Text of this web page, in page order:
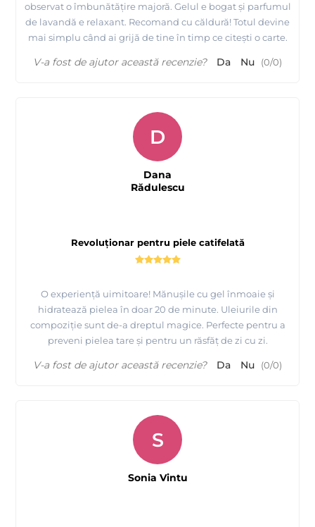
observat o îmbunătățire majoră. Gelul e bogat și parfumul
de lavandă e relaxant. Recomand cu căldură! Totul devine
mai simplu când ai grijă de tine în timp ce citești o carte.
V-a fost de ajutor această recenzie? Da Nu (0/0)
Revoluționar pentru piele catifelată
O experiență uimitoare! Mănușile cu gel înmoaie și
hidratează pielea în doar 20 de minute. Uleiurile din
compoziție sunt de-a dreptul magice. Perfecte pentru a
preveni pielea tare și pentru un răsfăț de zi cu zi.
D
Dana
Rădulescu
V-a fost de ajutor această recenzie? Da Nu (0/0)
S
Sonia Vintu